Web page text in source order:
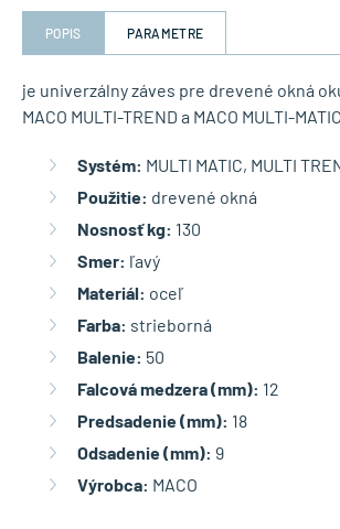
POPIS PARAMETRE
je univerzálny záves pre drevené okná
MACO MULTI-TREND a MACO MULTI-MATIC.
Systém: MULTI MATIC, MULTI
Použitie: drevené okná
Nosnosť kg: 130
Smer: ľavý
Materiál: oceľ
Farba: strieborná
Balenie: 50
Falcová medzera (mm): 12
Predsadenie (mm): 18
Odsadenie (mm): 9
Výrobca: MACO